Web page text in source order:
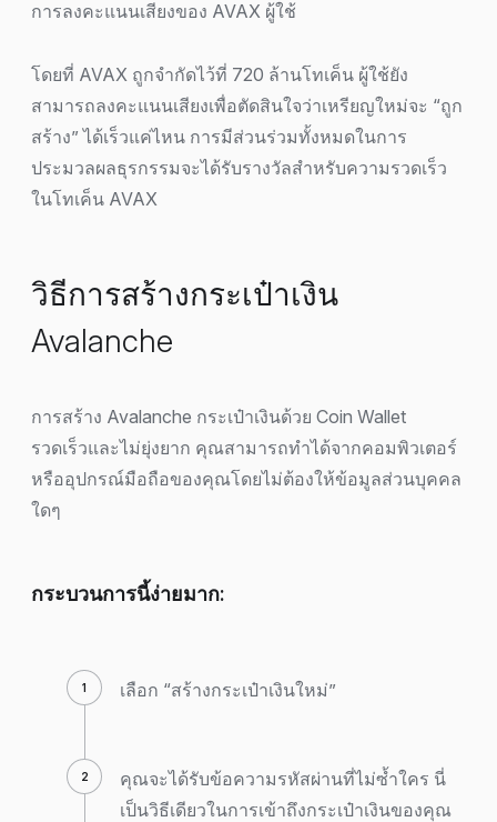
การลงคะแนนเสียงของ AVAX ผู้ใช้
โดยที่ AVAX ถูกจำกัดไว้ที่ 720 ล้านโทเค็น ผู้ใช้ยัง
สามารถลงคะแนนเสียงเพื่อตัดสินใจว่าเหรียญใหม่จะ “ถูก
สร้าง” ได้เร็วแค่ไหน การมีส่วนร่วมทั้งหมดในการ
ประมวลผลธุรกรรมจะได้รับรางวัลสำหรับความรวดเร็ว
ในโทเค็น AVAX
วิธีการสร้างกระเป๋าเงิน
Avalanche
การสร้าง Avalanche กระเป๋าเงินด้วย Coin Wallet
รวดเร็วและไม่ยุ่งยาก คุณสามารถทำได้จากคอมพิวเตอร์
หรืออุปกรณ์มือถือของคุณโดยไม่ต้องให้ข้อมูลส่วนบุคคล
ใดๆ
กระบวนการนี้ง่ายมาก:
เลือก “สร้างกระเป๋าเงินใหม่”
คุณจะได้รับข้อความรหัสผ่านที่ไม่ซ้ำใคร นี่
เป็นวิธีเดียวในการเข้าถึงกระเป๋าเงินของคุณ